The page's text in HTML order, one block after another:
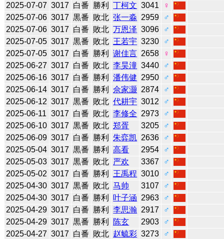
2025-07-07 3017 白番 勝利 丁柯文 3041
♀
2025-07-06 3017 黒番 敗北 张一淼 2959
♂
2025-07-06 3017 白番 敗北 万恩泽 3096
♂
2025-07-05 3017 黒番 敗北 王若宇 3230
♂
2025-07-05 3017 白番 勝利 谢佳言 2658
♀
2025-06-27 3017 白番 敗北 李昊潼 3440
♂
2025-06-16 3017 白番 勝利 潘伟健 2950
♂
2025-06-14 3017 白番 勝利 佘家灏 2874
♂
2025-06-12 3017 黒番 敗北 代耕宇 3012
♂
2025-06-11 3017 白番 敗北 李修全 2973
♂
2025-06-10 3017 黒番 敗北 郑胥 3205
♂
2025-06-09 3017 白番 勝利 朱弈凯 2636
♂
2025-05-04 3017 黒番 勝利 高看 2954
♂
2025-05-03 3017 黒番 敗北 严欢 3367
♂
2025-05-02 3017 白番 勝利 王禹程 3010
♂
2025-04-30 3017 黒番 敗北 马帅 3107
♂
2025-04-30 3017 白番 勝利 叶子涵 2963
♂
2025-04-29 3017 白番 勝利 李思瀚 2917
♂
2025-04-29 3017 黒番 勝利 陈玄 2903
♂
2025-04-27 3017 白番 敗北 赵毓彩 3273 ♂